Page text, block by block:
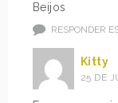
Beijos
RESPONDER
Kitty
25 DE